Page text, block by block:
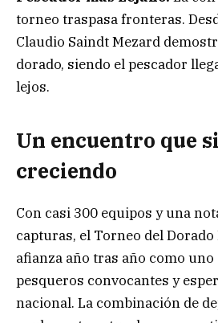
torneo traspasa fronteras.
Claudio Saindt Mezard
dorado, siendo el pescador
lejos.
Un encuentro que
creciendo
Con casi 300 equipos y una
capturas, el Torneo del
afianza año tras año como uno
pesqueros convocantes y
nacional. La combinación de